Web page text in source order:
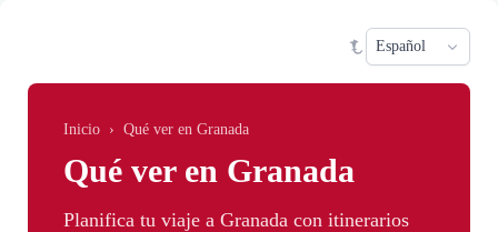
Inicio › Qué ver en Granada
Qué ver en Granada
Planifica tu viaje a Granada con itinerarios